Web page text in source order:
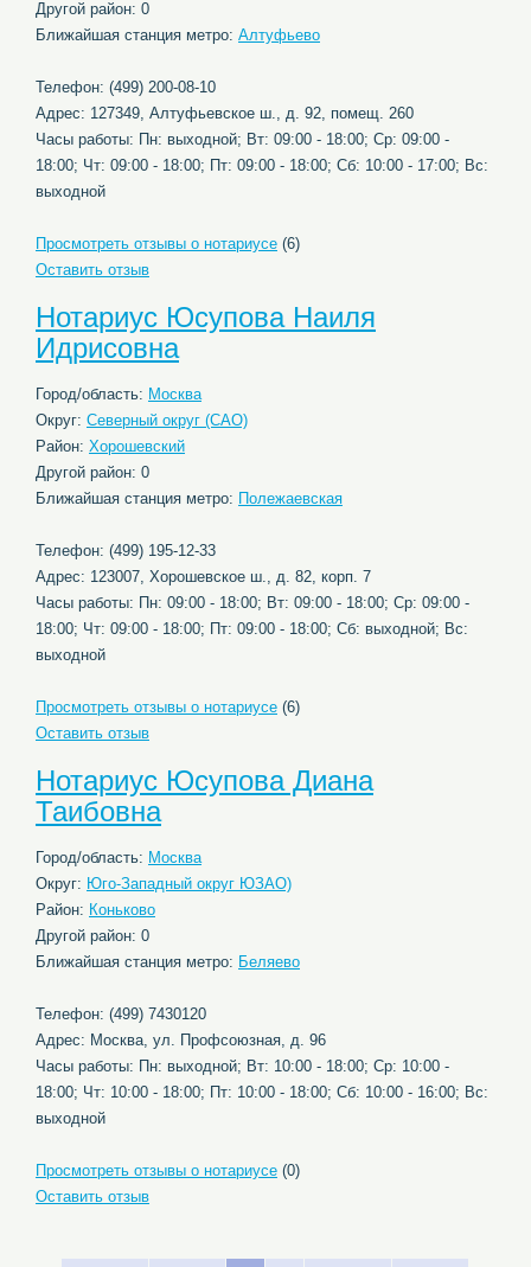
Другой район: 0
Ближайшая станция метро: Алтуфьево
Телефон: (499) 200-08-10
Адрес: 127349, Алтуфьевское ш., д. 92, помещ. 260
Часы работы: Пн: выходной; Вт: 09:00 - 18:00; Ср: 09:00 -
18:00; Чт: 09:00 - 18:00; Пт: 09:00 - 18:00; Сб: 10:00 - 17:00; Вс:
выходной
Просмотреть отзывы о нотариусе (6)
Оставить отзыв
Нотариус Юсупова Наиля
Идрисовна
Город/область: Москва
Округ: Северный округ (САО)
Район: Хорошевский
Другой район: 0
Ближайшая станция метро: Полежаевская
Телефон: (499) 195-12-33
Адрес: 123007, Хорошевское ш., д. 82, корп. 7
Часы работы: Пн: 09:00 - 18:00; Вт: 09:00 - 18:00; Ср: 09:00 -
18:00; Чт: 09:00 - 18:00; Пт: 09:00 - 18:00; Сб: выходной; Вс:
выходной
Просмотреть отзывы о нотариусе (6)
Оставить отзыв
Нотариус Юсупова Диана
Таибовна
Город/область: Москва
Округ: Юго-Западный округ ЮЗАО)
Район: Коньково
Другой район: 0
Ближайшая станция метро: Беляево
Телефон: (499) 7430120
Адрес: Москва, ул. Профсоюзная, д. 96
Часы работы: Пн: выходной; Вт: 10:00 - 18:00; Ср: 10:00 -
18:00; Чт: 10:00 - 18:00; Пт: 10:00 - 18:00; Сб: 10:00 - 16:00; Вс:
выходной
Просмотреть отзывы о нотариусе (0)
Оставить отзыв